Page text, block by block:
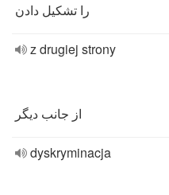
را تشکیل دادن
z drugiej strony
از جانب دیگر
dyskryminacja